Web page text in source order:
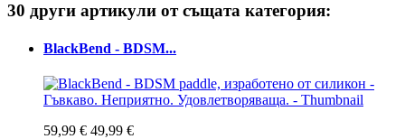
30 други артикули от същата категория:
BlackBend - BDSM...
59,99 € 49,99 €